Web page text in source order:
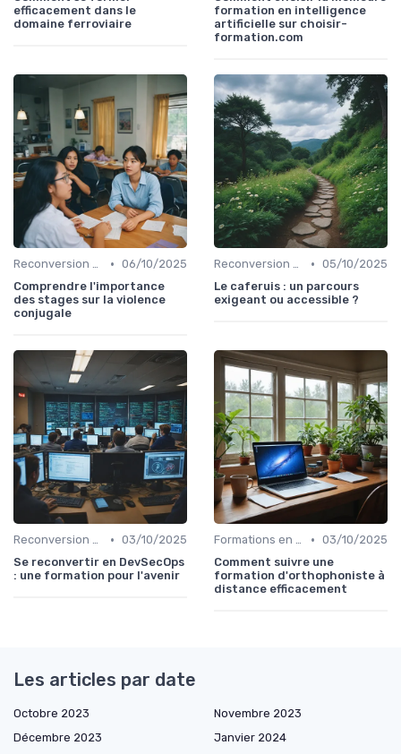
efficacement dans le
domaine ferroviaire
formation en intelligence
artificielle sur choisir-
formation.com
Reconversion et Montée en Compétences • 06/10/2025
Comprendre l'importance
des stages sur la violence
conjugale
Reconversion et Montée en Compétences • 05/10/2025
Le caferuis : un parcours
exigeant ou accessible ?
Reconversion et Montée en Compétences • 03/10/2025
Se reconvertir en DevSecOps
: une formation pour l'avenir
Formations en Ligne et MOOCs • 03/10/2025
Comment suivre une
formation d'orthophoniste à
distance efficacement
Les articles par date
Octobre 2023
Novembre 2023
Décembre 2023
Janvier 2024